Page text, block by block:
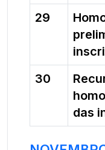
29
30
das